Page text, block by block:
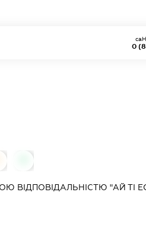
0
ВІДПОВІДАЛЬНІСТЮ "АЙ ТІ